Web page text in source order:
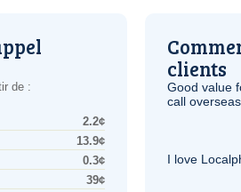
de :
2.2¢
13.9¢
0.3¢
39¢
clients
Good value
call
I love